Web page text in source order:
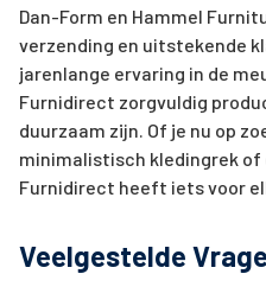
Dan-Form en Hammel
verzending en uitstekende
jarenlange ervaring in de
Furnidirect zorgvuldig
duurzaam zijn. Of je nu op
minimalistisch kledingrek
Furnidirect heeft iets voor
Veelgestelde